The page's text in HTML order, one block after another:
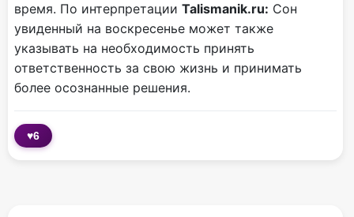
время. По интерпретации Talismanik.ru: Сон
увиденный на воскресенье может также
указывать на необходимость принять
ответственность за свою жизнь и принимать
более осознанные решения.
♥6